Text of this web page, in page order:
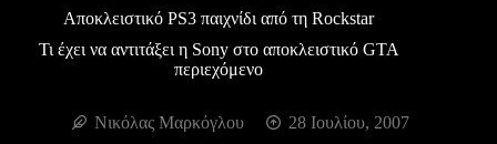
Αποκλειστικό PS3 παιχνίδι από τη Rockstar
Τι έχει να αντιτάξει η Sony στο αποκλειστικό GTA
περιεχόμενο
Νικόλας Μαρκόγλου 28 Ιουλίου, 2007